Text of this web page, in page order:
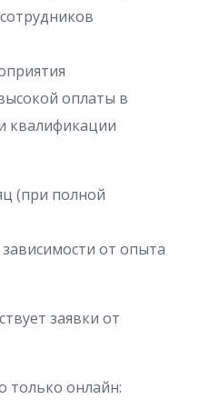
оплаты в
квалификации
(при полной
от опыта
заявки от
только онлайн: